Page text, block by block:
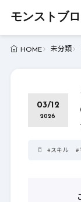
モンストブ
HOME 未分類
03/12
2026
#スキル #